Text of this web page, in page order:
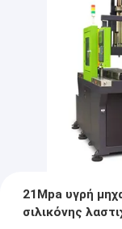
21Mpa υγρή
σιλικόνης